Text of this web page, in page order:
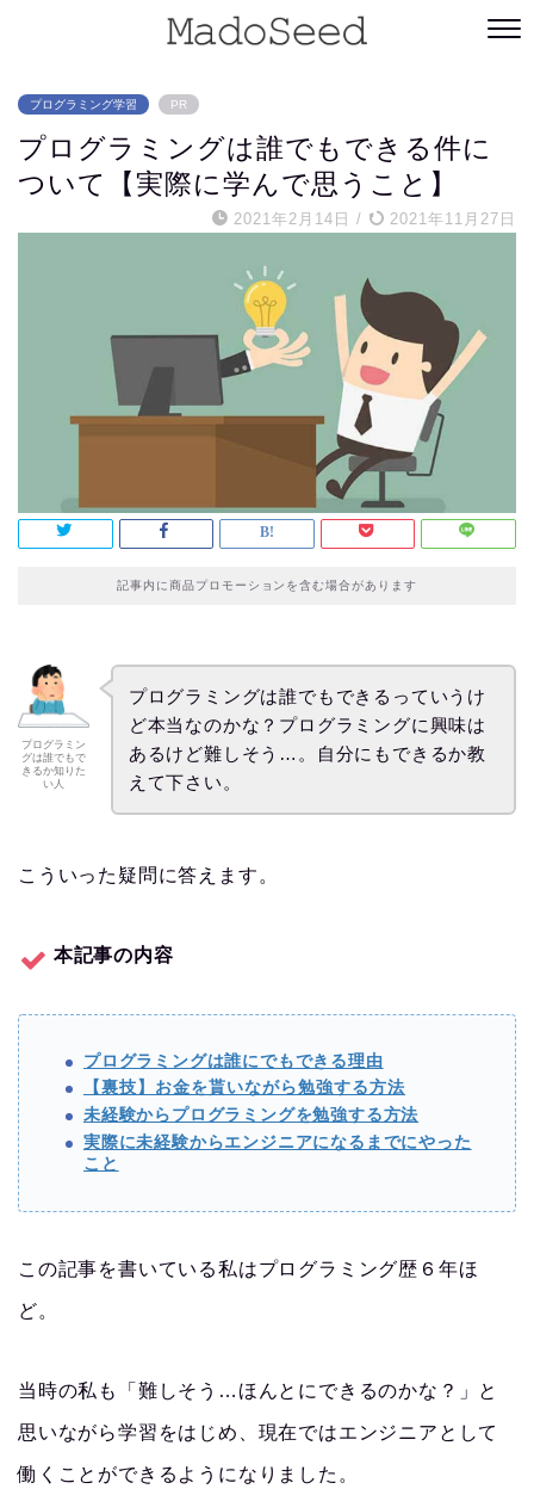
プログラミング学習 PR
プログラミングは誰でもできる件に
ついて【実際に学んで思うこと】
2021年2月14日 / 2021年11月27日
記事内に商品プロモーションを含む場合があります
プログラミン
グは誰でもで
きるか知りた
い人
プログラミングは誰でもできるっていうけ
ど本当なのかな？プログラミングに興味は
あるけど難しそう…。自分にもできるか教
えて下さい。
こういった疑問に答えます。
本記事の内容
プログラミングは誰にでもできる理由
【裏技】お金を貰いながら勉強する方法
未経験からプログラミングを勉強する方法
実際に未経験からエンジニアになるまでにやった
こと
この記事を書いている私はプログラミング歴６年ほ
ど。
当時の私も「難しそう…ほんとにできるのかな？」と
思いながら学習をはじめ、現在ではエンジニアとして
働くことができるようになりました。